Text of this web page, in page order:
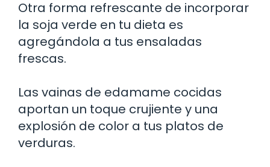
Otra forma refrescante de incorporar
la soja verde en tu dieta es
agregándola a tus ensaladas
frescas.
Las vainas de edamame cocidas
aportan un toque crujiente y una
explosión de color a tus platos de
verduras.